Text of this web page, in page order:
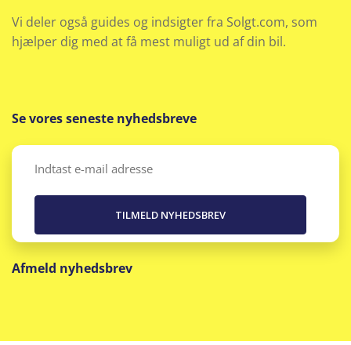
Parkeringssensor for/bag
Rat m. varme
Sædevarme for
Selealarm
Selestrammer
Vi deler også guides og indsigter fra Solgt.com, som
hjælper dig med at få mest muligt ud af din bil.
Se vores seneste nyhedsbreve
Email
Afmeld nyhedsbrev